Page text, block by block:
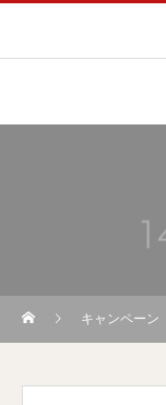
キャンペーン